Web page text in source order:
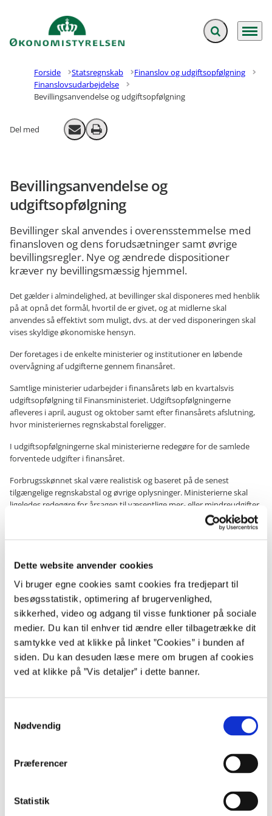
Dette website anvender cookies
Vi bruger egne cookies samt cookies fra tredjepart til
besøgsstatistik, optimering af brugervenlighed,
sikkerhed, video og adgang til visse funktioner på sociale
medier. Du kan til enhver tid ændre eller tilbagetrække dit
samtykke ved at klikke på linket ”Cookies” i bunden af
siden. Du kan desuden læse mere om brugen af cookies
ved at klikke på ”Vis detaljer” i dette banner.
Nødvendig
Præferencer
Statistik
Gå til forsiden Fold søgefelt ud
Menu
Forside Statsregnskab
Finanslov og udgiftsopfølgning
Finanslovsudarbejdelse
Bevillingsanvendelse og udgiftsopfølgning
Del med Send email
Print
Bevillingsanvendelse og
udgiftsopfølgning
Bevillinger skal anvendes i overensstemmelse med
finansloven og dens forudsætninger samt øvrige
bevillingsregler. Nye og ændrede dispositioner
kræver ny bevillingsmæssig hjemmel.
Det gælder i almindelighed, at bevillinger skal disponeres med henblik
på at opnå det formål, hvortil de er givet, og at midlerne skal
anvendes så effektivt som muligt, dvs. at der ved disponeringen skal
vises skyldige økonomiske hensyn.
Der foretages i de enkelte ministerier og institutioner en løbende
overvågning af udgifterne gennem finansåret.
Samtlige ministerier udarbejder i finansårets løb en kvartalsvis
udgiftsopfølgning til Finansministeriet. Udgiftsopfølgningerne
afleveres i april, august og oktober samt efter finansårets afslutning,
hvor ministeriernes regnskabstal foreligger.
I udgiftsopfølgningerne skal ministerierne redegøre for de samlede
forventede udgifter i finansåret.
Forbrugsskønnet skal være realistisk og baseret på de senest
tilgængelige regnskabstal og øvrige oplysninger. Ministerierne skal
ligeledes redegøre for årsagen til væsentlige mer- eller mindreudgifter
tilslutning fra Finansudvalget. Dette sker ved, at ministrene sender
Finansministeriet skal forinden forelæggelse for Finansudvalget have
givet sin tilslutning til bevillingsansøgningen.Se nærmere om reglerne
for nye eller ændrede dispositioner i Budgetvejledningen.
Finanslove og statsregnskabet